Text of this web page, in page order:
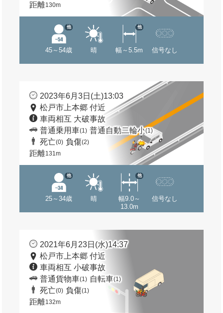
距離130m
45～54歳
他
晴 幅～5.5m
他
信号なし
2023年6月3日(土)13:03
松戸市上本郷 付近
車両相互 大破事故
普通乗用車(1) 普通自動二輪小(1)
死亡(0) 負傷(2)
距離131m
25～34歳
他
晴
幅9.0～
13.0m
他
信号なし
2021年6月23日(水)14:37
松戸市上本郷 付近
車両相互 小破事故
普通貨物車(1) 自転車(1)
死亡(0) 負傷(1)
距離132m